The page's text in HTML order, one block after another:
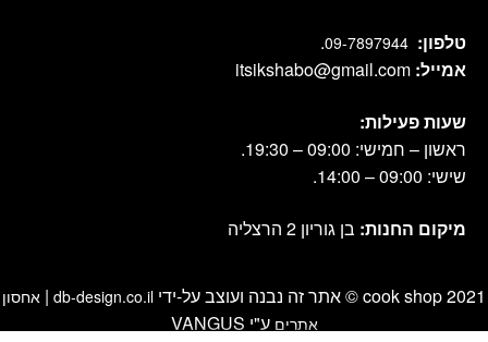
טלפון: 09-7897944
.
אמייל: itsikshabo@gmail.com
שעות פעילות:
ראשון – חמישי: 09:00 – 19:30.
שישי: 09:00 – 14:00.
מיקום החנות: בן גוריון 2 הרצליה
cook shop 2021 © אתר זה נבנה ועוצב על-ידי | אחסון
אתרים ע"י VANGUS